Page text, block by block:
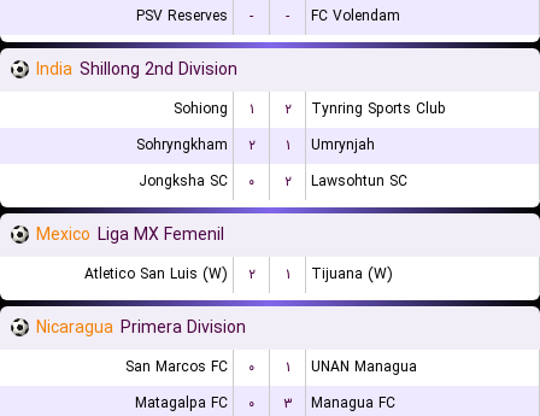
PSV Reserves
- - FC Volendam
India Shillong 2nd Division
Sohiong ۱ ۲
Tynring Sports Club
Sohryngkham
۲ ۱
Umrynjah
Jongksha SC
۰ ۲ Lawsohtun SC
Mexico Liga MX Femenil
Atletico San Luis (W) ۲ ۱ Tijuana (W)
Nicaragua Primera Division
San Marcos FC ۰ ۱
UNAN Managua
Matagalpa FC
۰ ۳ Managua FC